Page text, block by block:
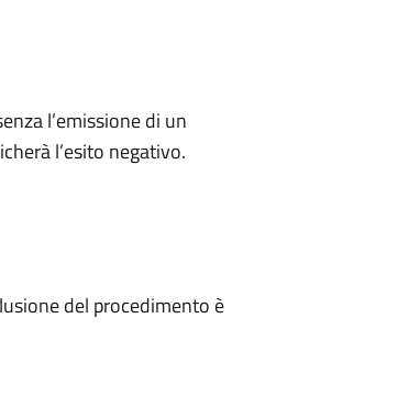
l’emissione di un
l’esito negativo.
del procedimento è